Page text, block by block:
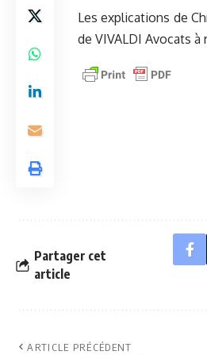
Les explications de
de VIVALDI Avocats à
Partager cet
article
ARTICLE PRÉCÉDENT